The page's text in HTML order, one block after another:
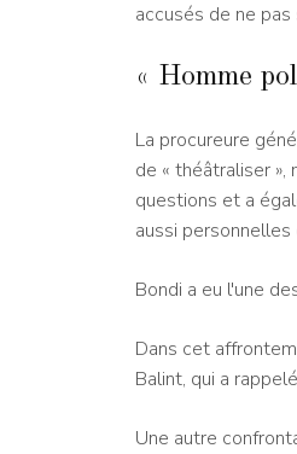
accusés de ne
« Homme
La procureure
de « théâtraliser »,
questions et a
aussi
Bondi a eu l'une
Dans cet
Balint, qui a
Une autre